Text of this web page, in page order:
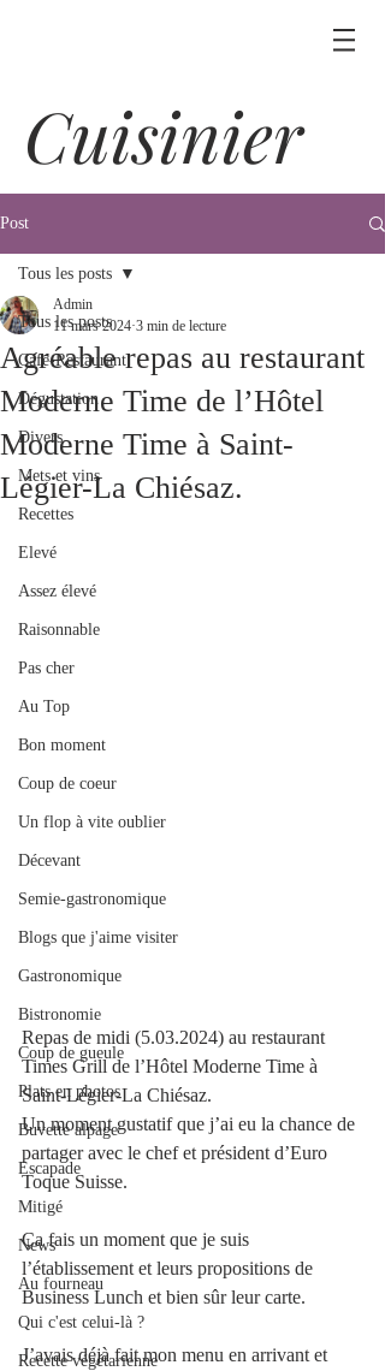
Cuisinier
Post
Tous les posts
Café-Restaurant
Dégustation
Divers
Mets et vins
Recettes
Elevé
Assez élevé
Raisonnable
Pas cher
Au Top
Bon moment
Coup de coeur
Un flop à vite oublier
Décevant
Semie-gastronomique
Blogs que j'aime visiter
Gastronomique
Bistronomie
Coup de gueule
Plats en photos
Buvette alpage
Escapade
Mitigé
News
Au fourneau
Qui c'est celui-là ?
Recette végétarienne
Tous les posts
Agréable repas au restaurant
Moderne Time de l’Hôtel
Moderne Time à Saint-
Légier-La Chiésaz.
Admin
11 mars 2024 3 min de lecture
Repas de midi (5.03.2024) au restaurant
Times Grill de l’Hôtel Moderne Time à
Saint-Légier-La Chiésaz.
Un moment gustatif que j’ai eu la chance de
partager avec le chef et président d’Euro
Toque Suisse.
Ça fais un moment que je suis
l’établissement et leurs propositions de
Business Lunch et bien sûr leur carte.
J’avais déjà fait mon menu en arrivant et